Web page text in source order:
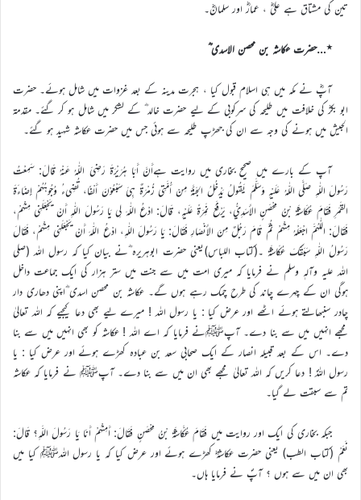
تین کی مشتاق ہے علیؓ ، عمارؓ اور سلمانؓ۔
٭…حضرت عکاشہ بن محصن الاسدی ؓ
آپؓ نے مکہ میں ہی اسلام قبول کیا ، ہجرت مدینہ کے بعد غزوات میں شامل ہوئے۔ حضرت
ابو بکرؓ کی خلافت میں طلیحہ کی سرکوبی کے لیے حضرت خالد ؓ کے لشکر میں شامل ہو کر گئے۔ مقدمة
الجیش میں ہونے کی وجہ سے ان کی جھڑپ طلیحہ سے ہوئی جس میں حضرت عکاشہ شہید ہو گئے۔
آپ کے بارے میں صحیح بخاری میں روایت ہےأَنَّ أَبَا هُرَيْرَةَ رَضِيَ اللّٰهُ عَنْهُ قَالَ: سَمِعْتُ
رَسُولَ اللّٰهِ صَلَّى اللّٰهُ عَلَيْهِ وَسَلَّمَ يَقُولُ يَدْخُلُ الجَنَّةَ مِنْ أُمَّتِي زُمْرَةٌ هِيَ سَبْعُوْنَ أَلْفًا، تُضِيءُ وُجُوهُهُمْ إِضَاءَةَ
القَمَرِ فَقَامَ عُكَاشَةُ بْنُ مِحْصَنٍ الأَسَدِيُّ، يَرْفَعُ نَمِرَةً عَلَيْهِ، قَالَ: ادْعُ اللّٰهَ لِي يَا رَسُولَ اللّٰهِ أَنْ يَجْعَلَنِي مِنْهُمْ،
فَقَالَ: اللّٰهُمَّ اجْعَلْهُ مِنْهُمْ ثُمَّ قَامَ رَجُلٌ مِنَ الأَنْصَارِ فَقَالَ: يَا رَسُولَ اللّٰهِ، ادْعُ اللّٰهَ أَنْ يَجْعَلَنِي مِنْهُمْ، فَقَالَ
رَسُولُ اللّٰهِ سَبَقَكَ عُكَاشَةُ ۔(کتاب اللباس)یعنی حضرت ابوہریرہ ؓنے بیان کیا کہ رسول اللہ (صلی
اللہ علیہ وآلہٖ وسلم نے فرمایا کہ میری امت میں سے جنت میں ستر ہزار کی ایک جماعت داخل
ہوگی ان کے چہرے چاند کی طرح چمک رہے ہوں گے۔ عکاشہ بن محصن اسدی ؓاپنی دھاری دار
چادر سنبھالتے ہوئے اٹھے اور عرض کیا : یا رسول اللہ ! میرے لیے بھی دعا کیجیے کہ اللہ تعالیٰ
مجھے انہیں میں سے بنا دے۔ آپﷺنے فرمایا کہ اے اللہ ! عکاشہ کو بھی انہیں میں سے بنا
دے۔ اس کے بعد قبیلہ انصار کے ایک صحابی سعد بن عبادہ کھڑے ہوئے اور عرض کیا : یا
رسول اللہؐ ! دعا کریں کہ اللہ تعالیٰ مجھے بھی ان میں سے بنا دے۔ آپﷺ نے فرمایا کہ عکاشہ
تم سے سبقت لے گیا۔
جبکہ بخاری کی ایک اور روایت میں فَقَامَ عُكَّاشَةُ بْنُ مِحْصَنٍ فَقَالَ: أَمِنْهُمْ أَنَا يَا رَسُولَ اللَّهِ؟ قَالَ:
نَعَمْ (کتاب الطب) یعنی حضرت عکاشہؓ کھڑے ہوئے اور عرض کیا کہ یا رسول اللہﷺ کیا میں
بھی ان میں سے ہوں ؟ آپؐ نے فرمایا ہاں۔